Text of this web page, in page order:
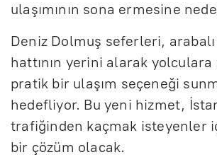
ulaşımının sona ermesine
Deniz Dolmuş seferleri,
hattının yerini alarak yolculara
pratik bir ulaşım seçeneği
hedefliyor. Bu yeni hizmet,
trafiğinden kaçmak isteyenler
bir çözüm olacak.